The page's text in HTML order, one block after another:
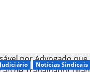
Notícias Sindicais